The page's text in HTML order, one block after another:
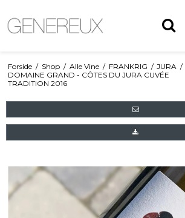
Forside / Shop / Alle Vine / FRANKRIG / JURA /
DOMAINE GRAND - CÔTES DU JURA CUVÉE
TRADITION 2016